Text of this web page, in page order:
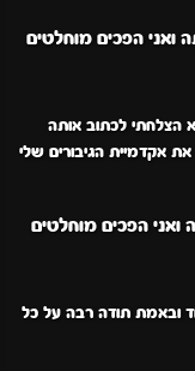
ואני הפכים מוחלטים
הצלחתי לכתוב אותה
אקדמיית הגיבורים שלי
ואני הפכים מוחלטים
ובאמת תודה רבה על כל